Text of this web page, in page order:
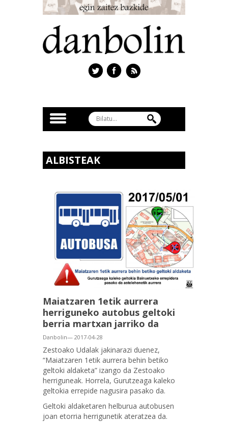
ALBISTEAK
Maiatzaren 1etik aurrera
herriguneko autobus geltoki
berria martxan jarriko da
Danbolin— 2017-04-28
Zestoako Udalak jakinarazi duenez,
“Maiatzaren 1etik aurrera behin betiko
geltoki aldaketa” izango da Zestoako
herriguneak. Horrela, Gurutzeaga kaleko
geltokia errepide nagusira pasako da.
Geltoki aldaketaren helburua autobusen
joan etorria herrigunetik ateratzea da.